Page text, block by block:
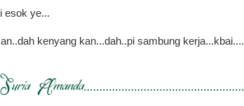
esok ye...
kenyang kan...dah..pi sambung kerja...kbai....